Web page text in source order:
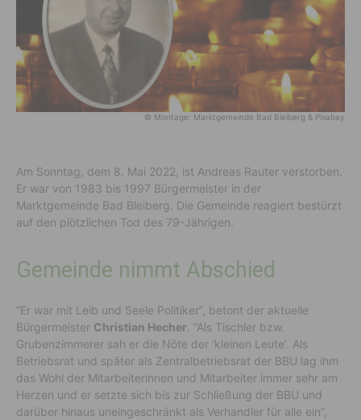
© Montage: Marktgemeinde Bad Bleiberg & Pixabay
Am Sonntag, dem 8. Mai 2022, ist Andreas Rauter verstorben.
Er war von 1983 bis 1997 Bürgermeister in der
Marktgemeinde Bad Bleiberg. Die Gemeinde reagiert bestürzt
auf den plötzlichen Tod des 79-Jährigen.
Gemeinde nimmt Abschied
“Er war mit Leib und Seele Politiker”, betont der aktuelle
Bürgermeister Christian Hecher . “Als Tischler bzw.
Grubenzimmerer sah er die Nöte der ‘kleinen Leute’. Als
Betriebsrat und später als Zentralbetriebsrat der BBU lag ihm
das Wohl der Mitarbeiterinnen und Mitarbeiter immer sehr am
Herzen und er setzte sich bis zur Schließung der BBU und
darüber hinaus uneingeschränkt als Verhandler für alle ein”,